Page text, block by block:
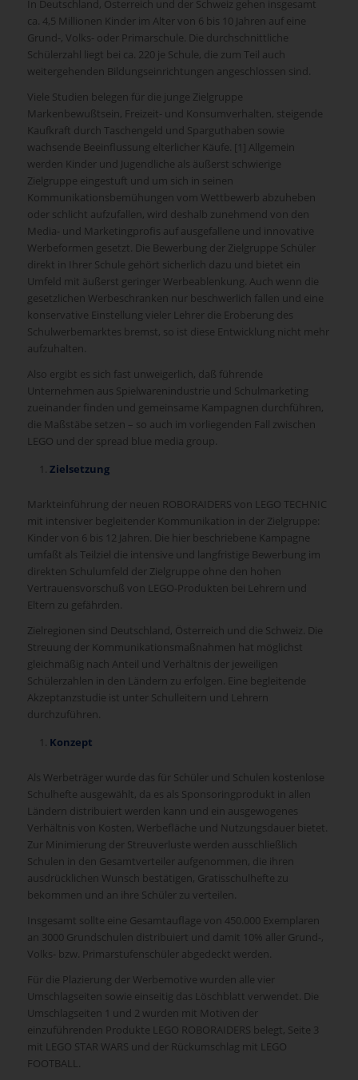
In Deutschland, Österreich und der Schweiz gehen insgesamt
ca. 4,5 Millionen Kinder im Alter von 6 bis 10 Jahren auf eine
Grund-, Volks- oder Primarschule. Die durchschnittliche
Schülerzahl liegt bei ca. 220 je Schule, die zum Teil auch
weitergehenden Bildungseinrichtungen angeschlossen sind.
Viele Studien belegen für die junge Zielgruppe
Markenbewußtsein, Freizeit- und Konsumverhalten, steigende
Kaufkraft durch Taschengeld und Sparguthaben sowie
wachsende Beeinflussung elterlicher Käufe. [1] Allgemein
werden Kinder und Jugendliche als äußerst schwierige
Zielgruppe eingestuft und um sich in seinen
Kommunikationsbemühungen vom Wettbewerb abzuheben
oder schlicht aufzufallen, wird deshalb zunehmend von den
Media- und Marketingprofis auf ausgefallene und innovative
Werbeformen gesetzt. Die Bewerbung der Zielgruppe Schüler
direkt in Ihrer Schule gehört sicherlich dazu und bietet ein
Umfeld mit äußerst geringer Werbeablenkung. Auch wenn die
gesetzlichen Werbeschranken nur beschwerlich fallen und eine
konservative Einstellung vieler Lehrer die Eroberung des
Schulwerbemarktes bremst, so ist diese Entwicklung nicht mehr
aufzuhalten.
Also ergibt es sich fast unweigerlich, daß führende
Unternehmen aus Spielwarenindustrie und Schulmarketing
zueinander finden und gemeinsame Kampagnen durchführen,
die Maßstäbe setzen – so auch im vorliegenden Fall zwischen
LEGO und der spread blue media group.
Zielsetzung
Markteinführung der neuen ROBORAIDERS von LEGO TECHNIC
mit intensiver begleitender Kommunikation in der Zielgruppe:
Kinder von 6 bis 12 Jahren. Die hier beschriebene Kampagne
umfaßt als Teilziel die intensive und langfristige Bewerbung im
direkten Schulumfeld der Zielgruppe ohne den hohen
Vertrauensvorschuß von LEGO-Produkten bei Lehrern und
Eltern zu gefährden.
Zielregionen sind Deutschland, Österreich und die Schweiz. Die
Streuung der Kommunikationsmaßnahmen hat möglichst
gleichmäßig nach Anteil und Verhältnis der jeweiligen
Schülerzahlen in den Ländern zu erfolgen. Eine begleitende
Akzeptanzstudie ist unter Schulleitern und Lehrern
durchzuführen.
Konzept
Als Werbeträger wurde das für Schüler und Schulen kostenlose
Schulhefte ausgewählt, da es als Sponsoringprodukt in allen
Ländern distribuiert werden kann und ein ausgewogenes
Verhältnis von Kosten, Werbefläche und Nutzungsdauer bietet.
Zur Minimierung der Streuverluste werden ausschließlich
Schulen in den Gesamtverteiler aufgenommen, die ihren
ausdrücklichen Wunsch bestätigen, Gratisschulhefte zu
bekommen und an ihre Schüler zu verteilen.
Insgesamt sollte eine Gesamtauflage von 450.000 Exemplaren
an 3000 Grundschulen distribuiert und damit 10% aller Grund-,
Volks- bzw. Primarstufenschüler abgedeckt werden.
Für die Plazierung der Werbemotive wurden alle vier
Umschlagseiten sowie einseitig das Löschblatt verwendet. Die
Umschlagseiten 1 und 2 wurden mit Motiven der
einzuführenden Produkte LEGO ROBORAIDERS belegt, Seite 3
mit LEGO STAR WARS und der Rückumschlag mit LEGO
FOOTBALL.